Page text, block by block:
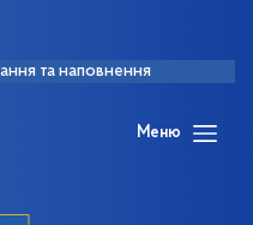
та наповнення
Меню